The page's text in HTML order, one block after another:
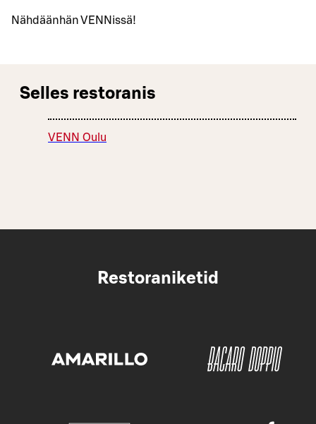
Nähdäänhän VENNissä!
Selles restoranis
VENN Oulu
Restoraniketid